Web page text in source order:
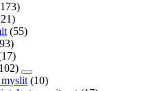
(55)
(10)